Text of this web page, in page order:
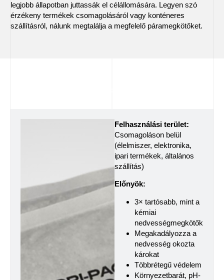
legjobb állapotban juttassák el célállomására. Legyen szó
érzékeny termékek csomagolásáról vagy konténeres
szállításról, nálunk megtalálja a megfelelő páramegkötőket.
Felhasználási terület:
Csomagoláson belül
(élelmiszer, elektronika,
ipari termékek, általános
szállítás)
Előnyök:
3× tartósabb, mint a
kémiai
nedvességmegkötők
Megakadályozza a
nedvesség okozta
károkat
Többrétegű védelem
Környezetbarát, pH-